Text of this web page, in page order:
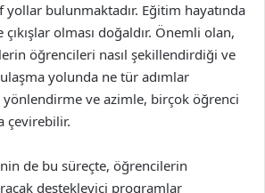
yollar bulunmaktadır. Eğitim hayatında
olması doğaldır. Önemli olan,
öğrencileri nasıl şekillendirdiği ve
yolunda ne tür adımlar
yönlendirme ve azimle, birçok öğrenci
çevirebilir.
de bu süreçte, öğrencilerin
destekleyici programlar